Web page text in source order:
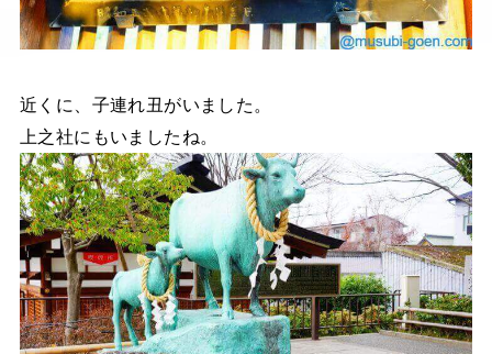
近くに、子連れ丑がいました。
上之社にもいましたね。